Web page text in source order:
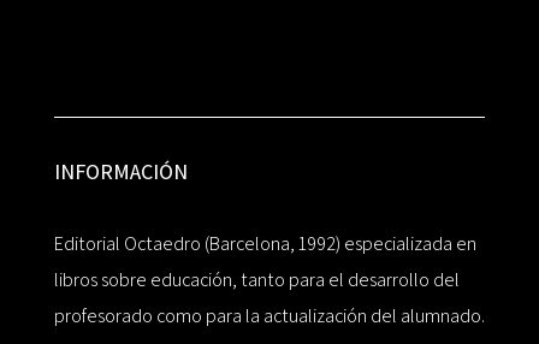
INFORMACIÓN
Editorial Octaedro (Barcelona, 1992) especializada en
libros sobre educación, tanto para el desarrollo del
profesorado como para la actualización del alumnado.